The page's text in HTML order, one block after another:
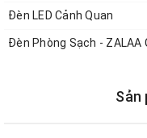
1. Thông số kỹ thuật
Đèn LED Cảnh Quan
Đèn Phòng Sạch - ZALAA
Sản